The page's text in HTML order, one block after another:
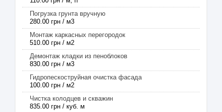
Погрузка грунта вручную
280.00 грн / м3
Монтаж каркасных перегородок
510.00 грн / м2
Демонтаж кладки из пеноблоков
830.00 грн / м3
Гидропескоструйная очистка фасада
100.00 грн / м2
Чистка колодцев и скважин
835.00 грн / куб. м